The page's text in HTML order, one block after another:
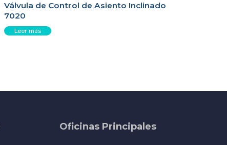
Válvula de Control de Asiento Inclinado
7020
Leer más
Oficinas Principales